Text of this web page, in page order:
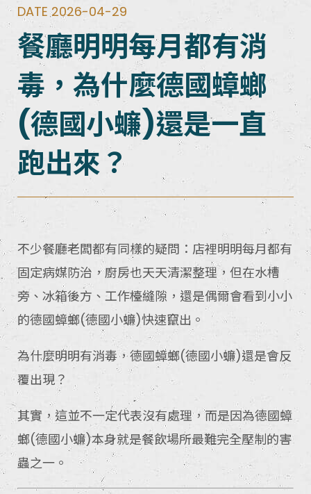
DATE 2026-04-29
餐廳明明每月都有消
毒，為什麼德國蟑螂
(德國小蠊)還是一直
跑出來？
不少餐廳老闆都有同樣的疑問：店裡明明每月都有
固定病媒防治，廚房也天天清潔整理，但在水槽
旁、冰箱後方、工作檯縫隙，還是偶爾會看到小小
的德國蟑螂(德國小蠊)快速竄出。
為什麼明明有消毒，德國蟑螂(德國小蠊)還是會反
覆出現？
其實，這並不一定代表沒有處理，而是因為德國蟑
螂(德國小蠊)本身就是餐飲場所最難完全壓制的害
蟲之一。